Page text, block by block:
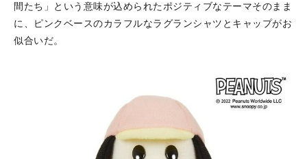
間たち」という意味が込められたポジティブなテーマそのまま
に、ピンクベースのカラフルなラグランシャツとキャップがお
似合いだ。